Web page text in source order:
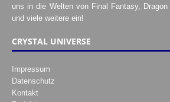
uns in die Welten von Final Fantasy,
und viele weitere ein!
CRYSTAL UNIVERSE
Impressum
Datenschutz
Kontakt